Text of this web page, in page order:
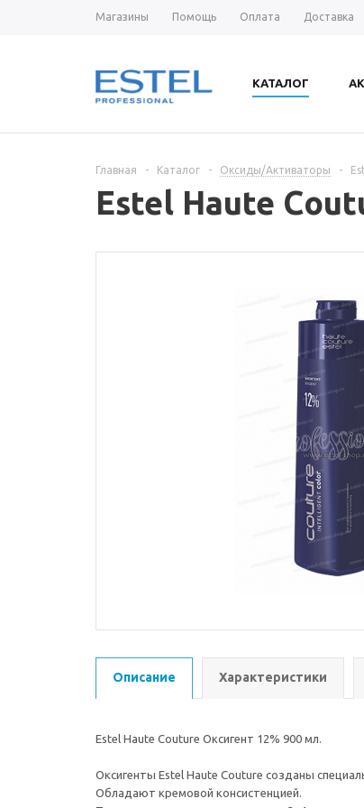
Магазины Помощь Оплата Доставка
КАТАЛОГ
Главная - Каталог - Оксиды/Активаторы -
Estel Haute
Описание Характеристики
Estel Haute Couture Оксигент 12% 900 мл.
Оксигенты Estel Haute Couture созданы
Обладают кремовой консистенцией.